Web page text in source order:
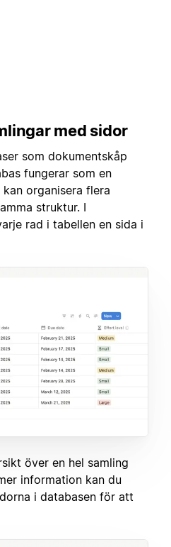
med sidor
som dokumentskåp
fungerar som en
organisera flera
struktur. I
rad i tabellen en sida i
över en hel samling
information kan du
i databasen för att